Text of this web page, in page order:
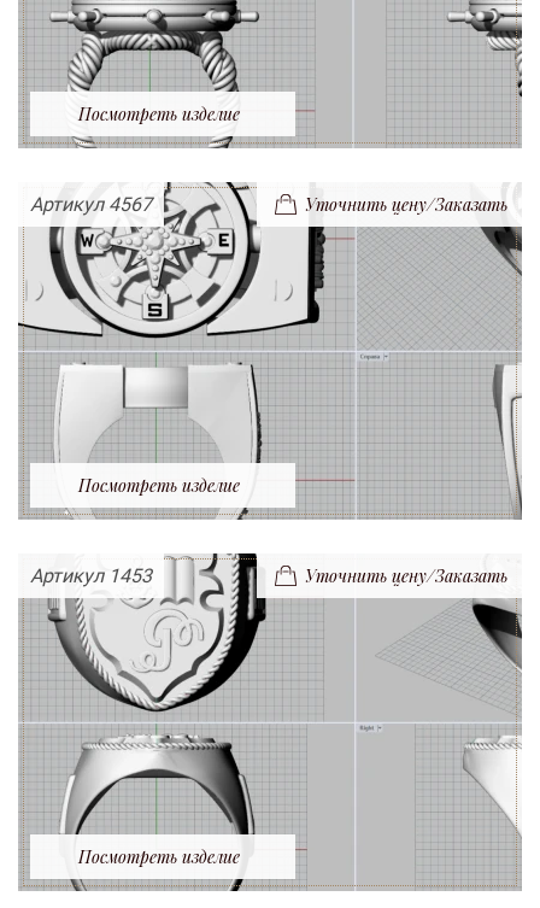
Посмотреть изделие
Уточнить цену/Заказать
Артикул 4567
Посмотреть изделие
Уточнить цену/Заказать
Артикул 1453
Посмотреть изделие